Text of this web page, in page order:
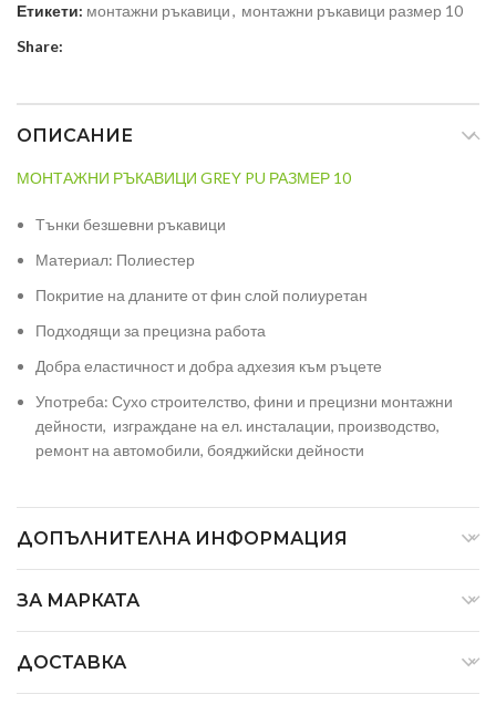
Етикети: монтажни ръкавици, монтажни ръкавици размер 10
Share:
ОПИСАНИЕ
МОНТАЖНИ РЪКАВИЦИ GREY PU РАЗМЕР 10
Тънки безшевни ръкавици
Материал: Полиестер
Покритие на дланите от фин слой полиуретан
Подходящи за прецизна работа
Добра еластичност и добра адхезия към ръцете
Употреба: Сухо строителство, фини и прецизни монтажни
дейности, изграждане на ел. инсталации, производство,
ремонт на автомобили, бояджийски дейности
ДОПЪЛНИТЕЛНА ИНФОРМАЦИЯ
ЗА МАРКАТА
ДОСТАВКА